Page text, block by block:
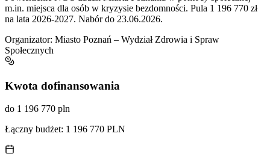
m.in. miejsca dla osób w kryzysie bezdomności. Pula 1 196 770 zł
na lata 2026-2027. Nabór do 23.06.2026.
Organizator: Miasto Poznań – Wydział Zdrowia i Spraw
Społecznych
Kwota dofinansowania
do 1 196 770 pln
Łączny budżet: 1 196 770 PLN